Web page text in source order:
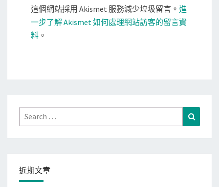
這個網站採用 Akismet 服務減少垃圾留言。 進
一步了解 Akismet 如何處理網站訪客的留言資
料 。
Search
for:
近期文章